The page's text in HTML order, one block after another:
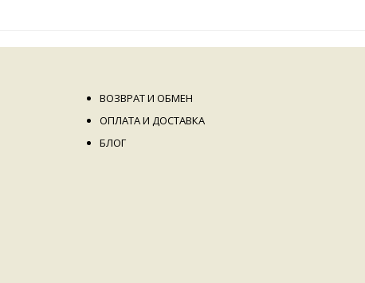
ВОЗВРАТ И ОБМЕН
ОПЛАТА И ДОСТАВКА
БЛОГ